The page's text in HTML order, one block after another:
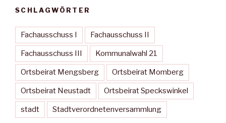
SCHLAGWÖRTER
Fachausschuss I Fachausschuss II
Fachausschuss III Kommunalwahl 21
Ortsbeirat Mengsberg Ortsbeirat Momberg
Ortsbeirat Neustadt Ortsbeirat Speckswinkel
stadt Stadtverordnetenversammlung